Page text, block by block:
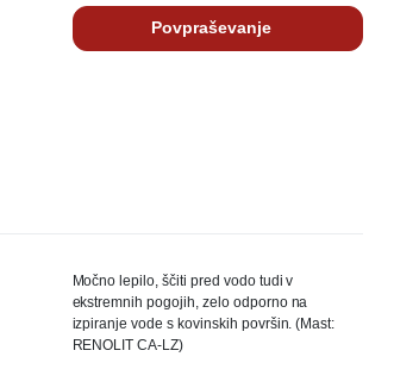
Povpraševanje
Močno lepilo, ščiti pred vodo tudi v
ekstremnih pogojih, zelo odporno na
izpiranje vode s kovinskih površin. (Mast:
RENOLIT CA-LZ)